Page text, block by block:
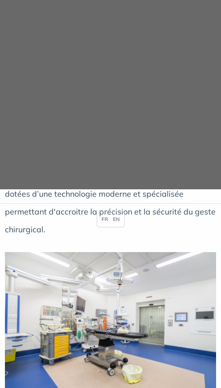
dotées d’une technologie moderne et spécialisée
permettant d'accroitre la précision et la sécurité du geste
chirurgical.
FR EN